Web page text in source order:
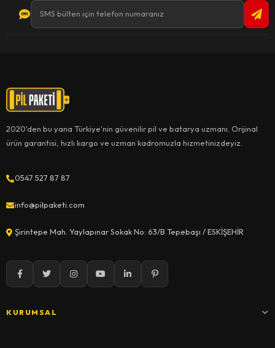
2020'den bu yana Türkiye'nin güvenilir pil ve batarya uzmanı. Orijinal
ürün garantisi, hızlı kargo ve uzman kadromuzla hizmetinizdeyiz.
0547 527 87 87
info@pilpaketi.com
Şirintepe Mah. Yaylapınar Sokak No: 63/B Tepebaşı / ESKİŞEHİR
KURUMSAL